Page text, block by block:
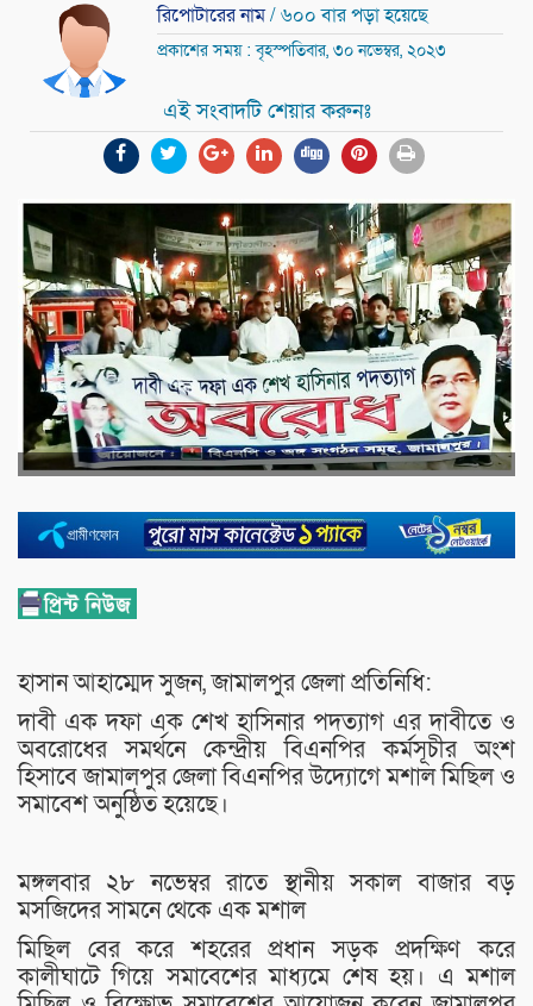
রিপোটারের নাম/ ৬০০ বার পড়া হয়েছে
প্রকাশের সময় : বৃহস্পতিবার, ৩০ নভেম্বর, ২০২৩
এই সংবাদটি শেয়ার করুনঃ
হাসান আহাম্মেদ সুজন, জামালপুর জেলা প্রতিনিধি:
দাবী এক দফা এক শেখ হাসিনার পদত্যাগ এর দাবীতে ও
অবরোধের সমর্থনে কেন্দ্রীয় বিএনপির কর্মসূচীর অংশ
হিসাবে জামালপুর জেলা বিএনপির উদ্যোগে মশাল মিছিল ও
সমাবেশ অনুষ্ঠিত হয়েছে।
মঙ্গলবার ২৮ নভেম্বর রাতে স্থানীয় সকাল বাজার বড়
মসজিদের সামনে থেকে এক মশাল
মিছিল বের করে শহরের প্রধান সড়ক প্রদক্ষিণ করে
কালীঘাটে গিয়ে সমাবেশের মাধ্যমে শেষ হয়। এ মশাল